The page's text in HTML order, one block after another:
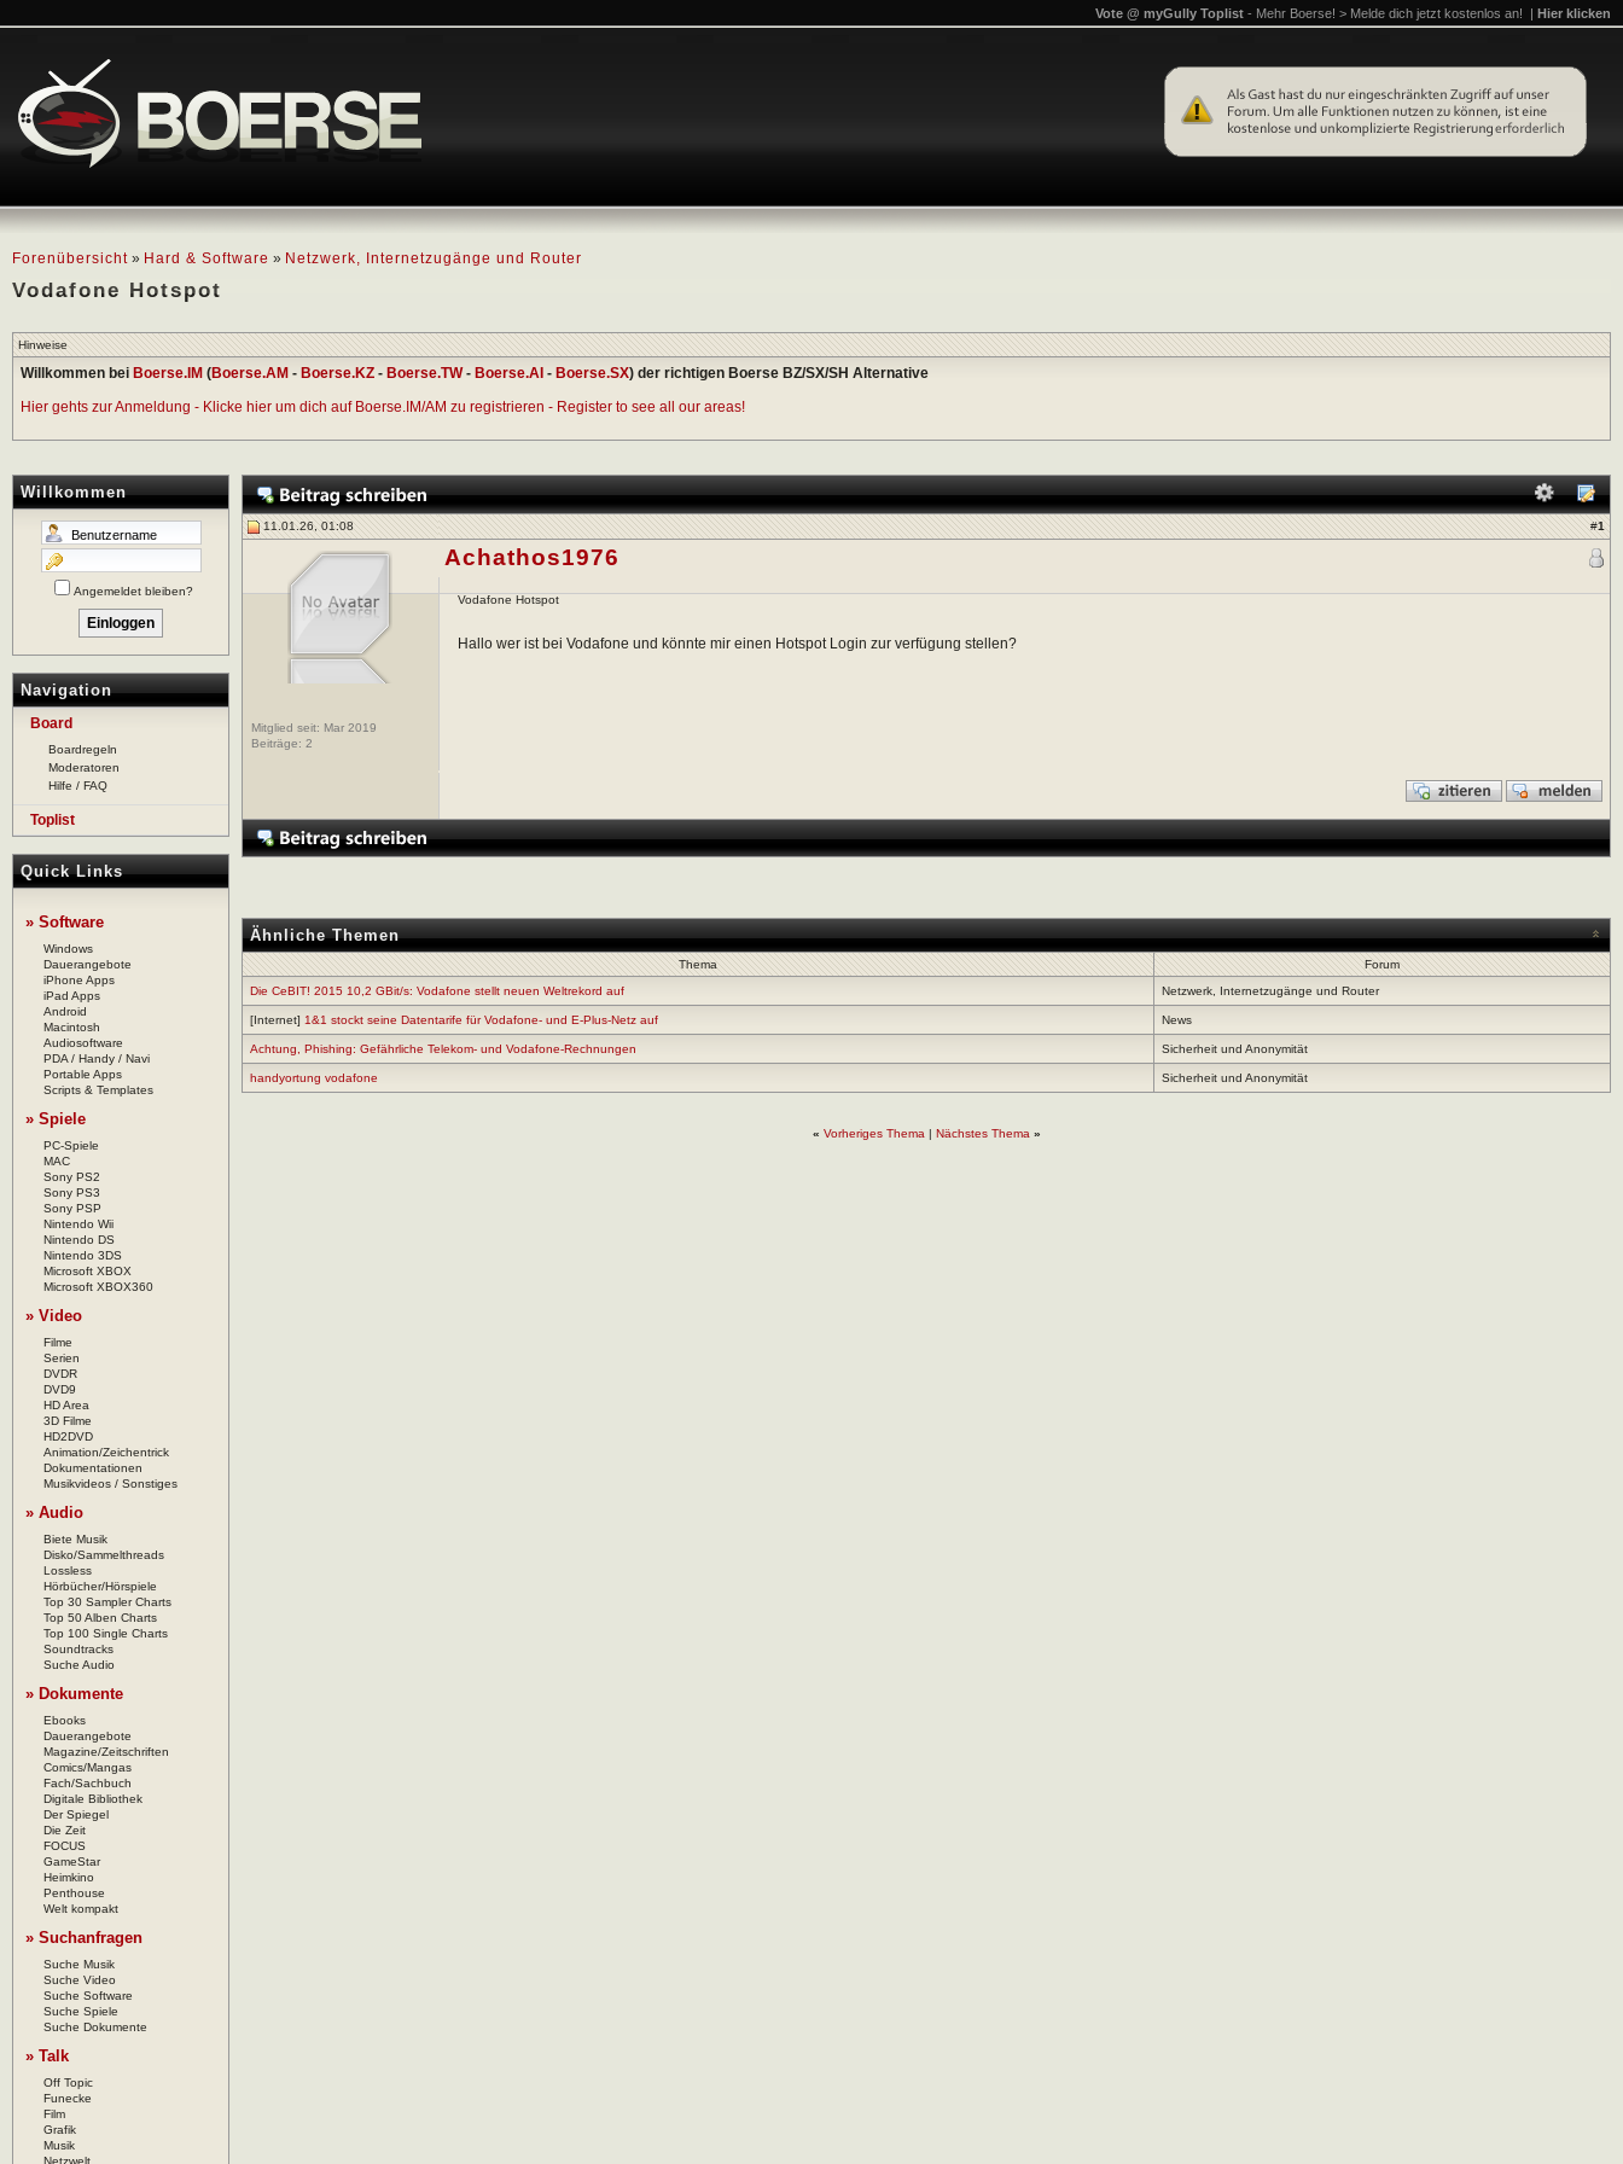
Forenübersicht » Hard & Software » Netzwerk, Internetzugänge und Router
Vodafone Hotspot
Vote @ myGully Toplist - Mehr Boerse! > Melde dich jetzt kostenlos an! | Hier klicken
Hinweise
Willkommen bei Boerse.IM (Boerse.AM - Boerse.KZ - Boerse.TW- Boerse.AI - Boerse.SX) der richtigen Boerse BZ/SX/SH Alternative
Hier gehts zur Anmeldung - Klicke hier um dich auf Boerse.IM/AM zu registrieren - Register to see all our areas!
Willkommen
Angemeldet bleiben?
Navigation
Board
Boardregeln
Moderatoren
Hilfe / FAQ
Toplist
Quick Links
» Software
Windows
Dauerangebote
iPhone Apps
iPad Apps
Android
Macintosh
Audiosoftware
PDA / Handy / Navi
Portable Apps
Scripts & Templates
» Spiele
PC-Spiele
MAC
Sony PS2
Sony PS3
Sony PSP
Nintendo Wii
Nintendo DS
Nintendo 3DS
Microsoft XBOX
Microsoft XBOX360
» Video
Filme
Serien
DVDR
DVD9
HD Area
3D Filme
HD2DVD
Animation/Zeichentrick
Dokumentationen
Musikvideos / Sonstiges
» Audio
Biete Musik
Disko/Sammelthreads
Lossless
Hörbücher/Hörspiele
Top 30 Sampler Charts
Top 50 Alben Charts
Top 100 Single Charts
Soundtracks
Suche Audio
» Dokumente
Ebooks
Dauerangebote
Magazine/Zeitschriften
Comics/Mangas
Fach/Sachbuch
Digitale Bibliothek
Der Spiegel
Die Zeit
FOCUS
GameStar
Heimkino
Penthouse
Welt kompakt
» Suchanfragen
Suche Musik
Suche Video
Suche Software
Suche Spiele
Suche Dokumente
» Talk
Off Topic
Funecke
Film
Grafik
Musik
11.01.26, 01:08 #1
Mitglied seit: Mar 2019
Beiträge: 2
Achathos1976
Vodafone Hotspot
Hallo wer ist bei Vodafone und könnte mir einen Hotspot Login zur verfügung stellen?
Ähnliche Themen
Thema
Forum
Die CeBIT! 2015 10,2 GBit/s: Vodafone stellt neuen Weltrekord auf
Netzwerk, Internetzugänge und Router
[Internet] 1&1 stockt seine Datentarife für Vodafone- und E-Plus-Netz auf News
Achtung, Phishing: Gefährliche Telekom- und Vodafone-Rechnungen Sicherheit und Anonymität
handyortung vodafone Sicherheit und Anonymität
« Vorheriges Thema| Nächstes Thema »